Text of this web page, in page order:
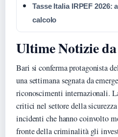
Tasse Italia IRPEF 2026:
calcolo
Ultime Notizie
Bari si conferma protagonista
una settimana segnata da
riconoscimenti internazionali.
critici nel settore della
incidenti che hanno coinvolto
fronte della criminalità gli